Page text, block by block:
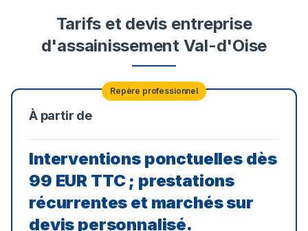
Tarifs et devis entreprise
d'assainissement Val-d'Oise
Repère professionnel
À partir de
Interventions ponctuelles dès
99 EUR TTC ; prestations
récurrentes et marchés sur
devis personnalisé.